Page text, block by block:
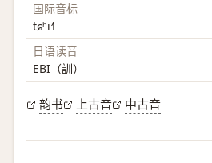
国际音标
tɕʰi˧˥
日语读音
EBI（訓）
韵书 上古音 中古音